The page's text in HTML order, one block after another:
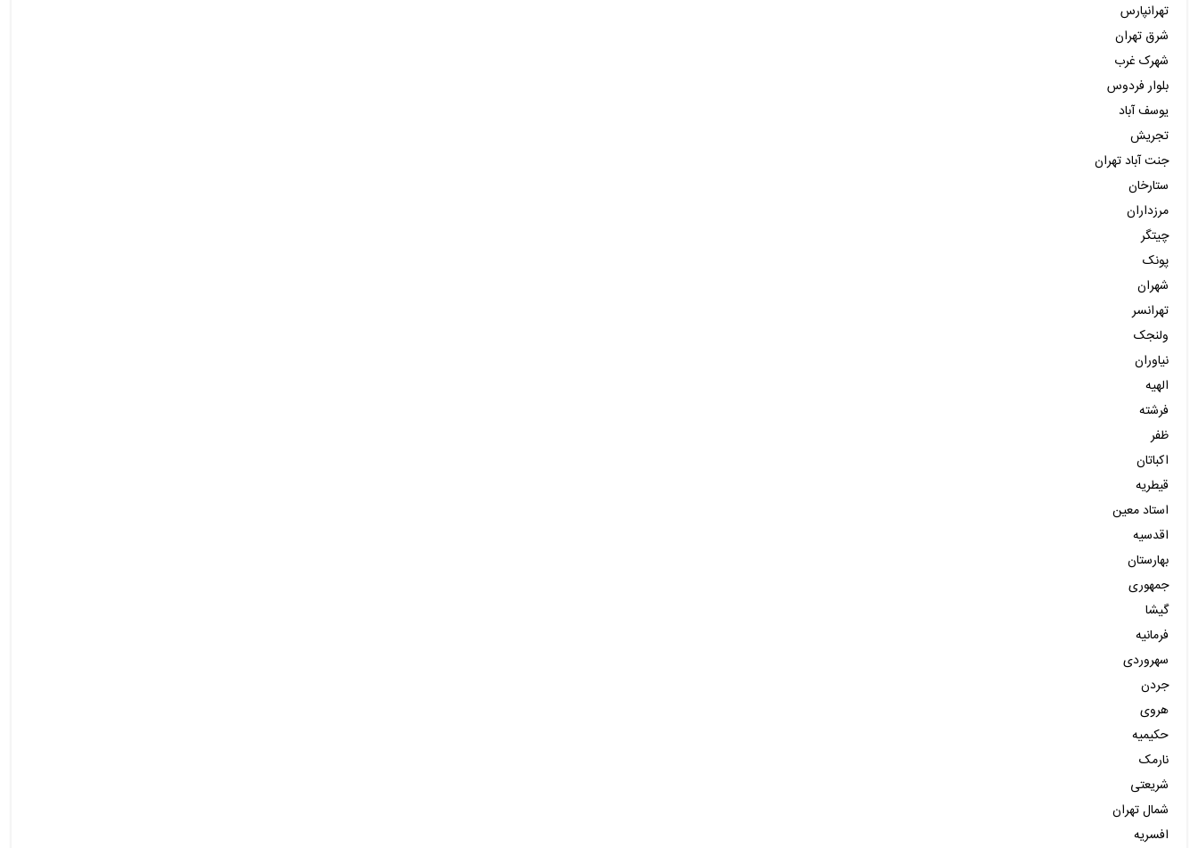
تهرانپارس
شرق تهران
شهرک غرب
بلوار فردوس
یوسف آباد
تجریش
جنت آباد تهران
ستارخان
مرزداران
چیتگر
پونک
شهران
تهرانسر
ولنجک
نیاوران
الهیه
فرشته
ظفر
اکباتان
قیطریه
استاد معین
اقدسیه
بهارستان
جمهوری
گیشا
فرمانیه
سهروردی
جردن
هروی
حکیمیه
نارمک
شریعتی
شمال تهران
افسریه